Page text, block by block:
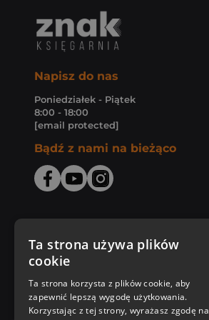
Napisz do nas
Poniedziałek - Piątek
8:00 - 18:00
[email protected]
Bądź z nami na bieżąco
Zakupy u nas
Nasza oferta
Ta strona używa plików
cookie
Ta strona korzysta z plików cookie, aby
zapewnić lepszą wygodę użytkowania.
Korzystając z tej strony, wyrażasz zgodę na